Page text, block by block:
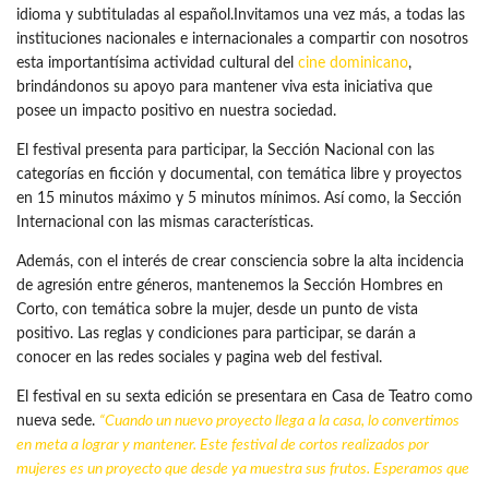
idioma y subtituladas al español.Invitamos una vez más, a todas las
instituciones nacionales e internacionales a compartir con nosotros
esta importantísima actividad cultural del cine dominicano,
brindándonos su apoyo para mantener viva esta iniciativa que
posee un impacto positivo en nuestra sociedad.
El festival presenta para participar, la Sección Nacional con las
categorías en ficción y documental, con temática libre y proyectos
en 15 minutos máximo y 5 minutos mínimos. Así como, la Sección
Internacional con las mismas características.
Además, con el interés de crear consciencia sobre la alta incidencia
de agresión entre géneros, mantenemos la Sección Hombres en
Corto, con temática sobre la mujer, desde un punto de vista
positivo. Las reglas y condiciones para participar, se darán a
conocer en las redes sociales y pagina web del festival.
El festival en su sexta edición se presentara en Casa de Teatro como
nueva sede. “Cuando un nuevo proyecto llega a la casa, lo convertimos
en meta a lograr y mantener. Este festival de cortos realizados por
mujeres es un proyecto que desde ya muestra sus frutos. Esperamos que